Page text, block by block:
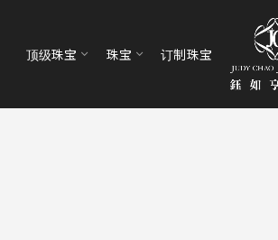
顶级珠宝 珠宝 订制珠宝